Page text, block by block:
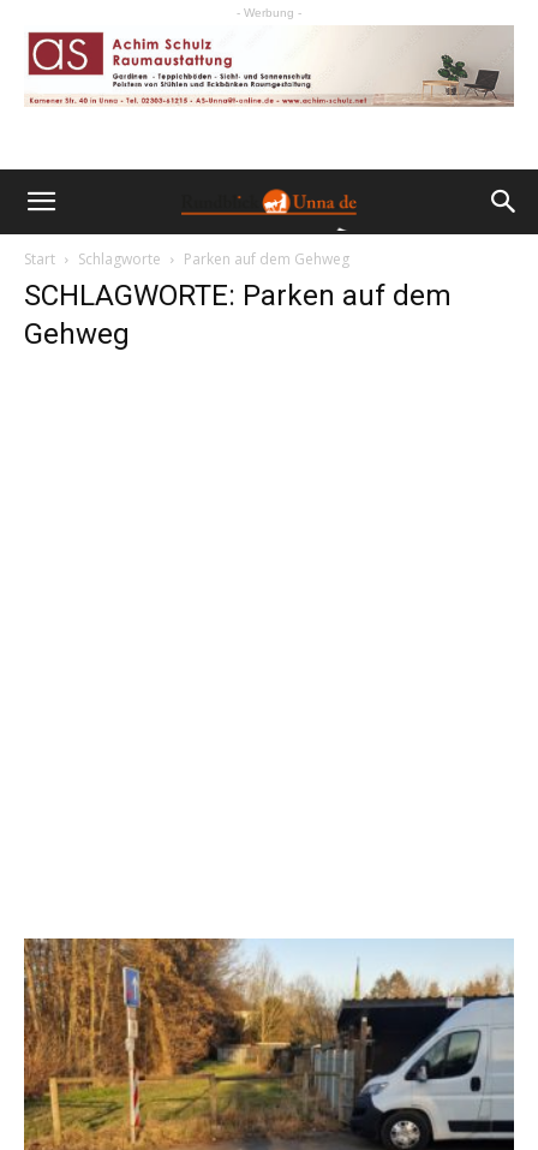
- Werbung -
Start Schlagworte Parken auf dem Gehweg
SCHLAGWORTE: Parken auf dem
Gehweg